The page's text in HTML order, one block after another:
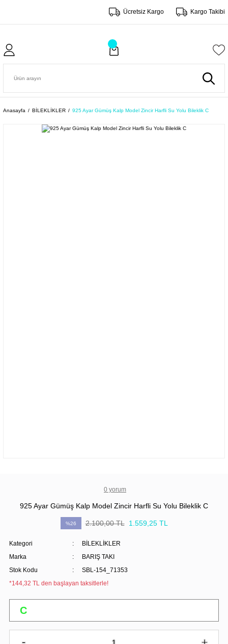
Ücretsiz Kargo Kargo Takibi
Anasayfa BİLEKLİKLER 925 Ayar Gümüş Kalp Model Zincir Harfli Su Yolu Bileklik C
0 yorum
925 Ayar Gümüş Kalp Model Zincir Harfli Su Yolu Bileklik C
%26 2.100,00 TL 1.559,25 TL
Kategori
BİLEKLİKLER
Marka
BARIŞ TAKI
Stok Kodu
SBL-154_71353
*144,32 TL den başlayan taksitlerle!